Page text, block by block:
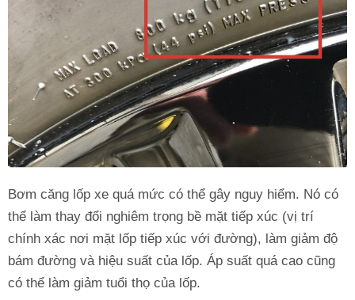
Bơm căng lốp xe quá mức có thể gây nguy hiểm. Nó có
thể làm thay đổi nghiêm trọng bề mặt tiếp xúc (vị trí
chính xác nơi mặt lốp tiếp xúc với đường), làm giảm độ
bám đường và hiệu suất của lốp. Áp suất quá cao cũng
có thể làm giảm tuổi thọ của lốp.